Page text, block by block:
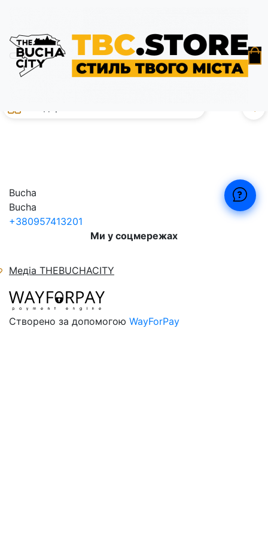
Підтримка ЗСУ
Bucha
Bucha
+380957413201
Ми у соцмережах
Медіа THEBUCHACITY
Створено за допомогою WayForPay